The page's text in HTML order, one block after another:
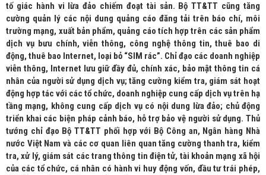
tố giác hành vi lừa đảo chiếm đoạt tài sản. Bộ TT&TT cũng tăng
cường quản lý các nội dung quảng cáo đăng tải trên báo chí, môi
trường mạng, xuất bản phẩm, quảng cáo tích hợp trên các sản phẩm
dịch vụ bưu chính, viễn thông, công nghệ thông tin, thuê bao di
động, thuê bao Internet, loại bỏ “SIM rác”. Chỉ đạo các doanh nghiệp
viễn thông, Internet lưu giữ đầy đủ, chính xác, bảo mật thông tin cá
nhân của người sử dụng dịch vụ; tăng cường kiểm tra, giám sát hoạt
động hợp tác với các tổ chức, doanh nghiệp cung cấp dịch vụ trên hạ
tầng mạng, không cung cấp dịch vụ có nội dung lừa đảo; chủ động
triển khai các biện pháp cảnh báo, hỗ trợ bảo vệ người sử dụng. Thủ
tướng chỉ đạo Bộ TT&TT phối hợp với Bộ Công an, Ngân hàng Nhà
nước Việt Nam và các cơ quan liên quan tăng cường thanh tra, kiểm
tra, xử lý, giám sát các trang thông tin điện tử, tài khoản mạng xã hội
của các tổ chức, cá nhân có hành vi huy động vốn, đầu tư trái phép,